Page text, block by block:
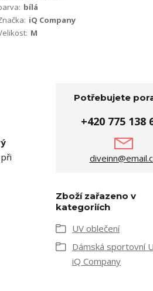
bílá
iQ Company
M
Potřebujete
+420 775 138
Zboží zařazeno v
kategoriích
UV oblečení
Dámská sportovní
iQ Company